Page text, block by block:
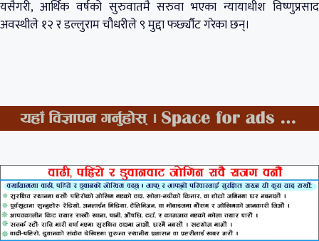
यसैगरी, आर्थिक वर्षको सुरुवातमै सरुवा भएका न्यायाधीश विष्णुप्रसाद
अवस्थीले १२ र डल्लुराम चौधरीले ९ मुद्दा फर्छ्यौट गरेका छन्।